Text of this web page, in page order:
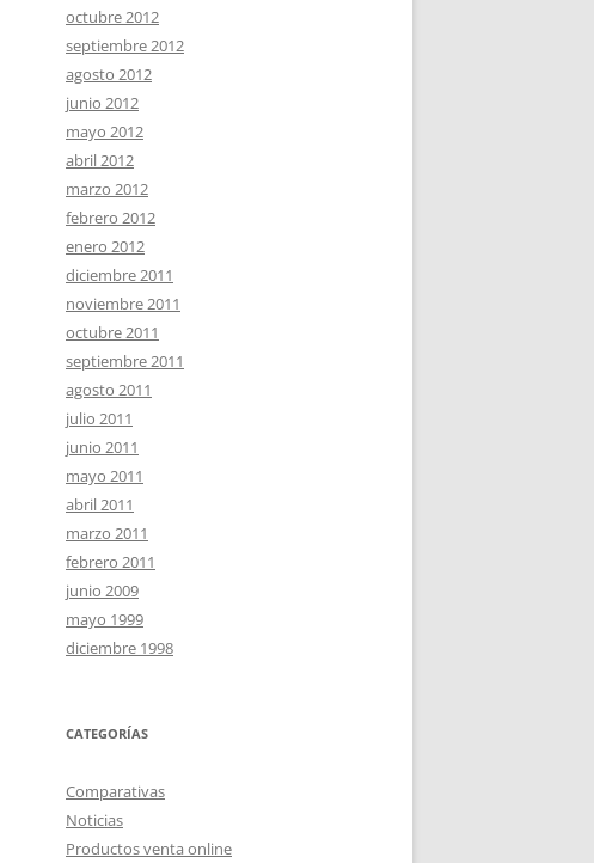
octubre 2012
septiembre 2012
agosto 2012
junio 2012
mayo 2012
abril 2012
marzo 2012
febrero 2012
enero 2012
diciembre 2011
noviembre 2011
octubre 2011
septiembre 2011
agosto 2011
julio 2011
junio 2011
mayo 2011
abril 2011
marzo 2011
febrero 2011
junio 2009
mayo 1999
diciembre 1998
CATEGORÍAS
Comparativas
Noticias
Productos venta online